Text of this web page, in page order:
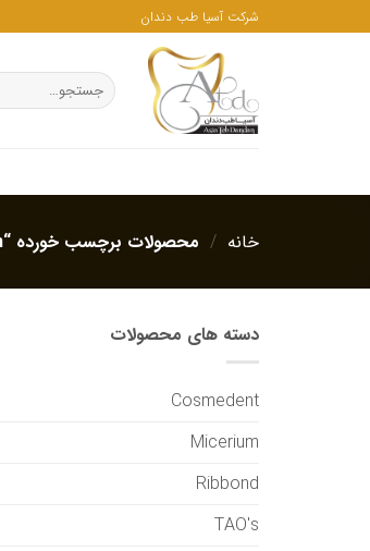
محتوا
شرکت آسیا طب دندان
جستجو
برای:
خانه / محصولات برچسب خورده “Wetting Resin”
دسته های محصولات
Cosmedent
Micerium
Ribbond
TAO's